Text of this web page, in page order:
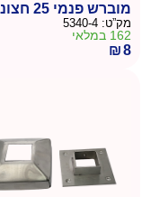
מוברש פנמי 25 חצוני 85
מק”ט: 5340-4
162 במלאי
₪8